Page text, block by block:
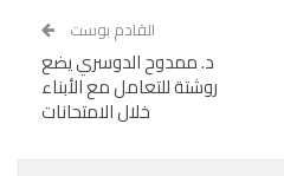
القادم بوست
د. ممدوح الدوسري يضع
روشتة للتعامل مع الأبناء
خلال الامتحانات